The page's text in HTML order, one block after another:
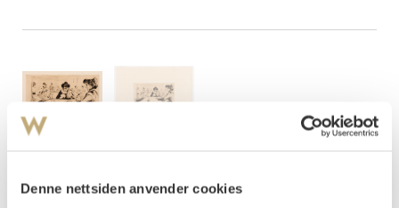
Denne nettsiden anvender cookies
Hopfenblüte (1902)